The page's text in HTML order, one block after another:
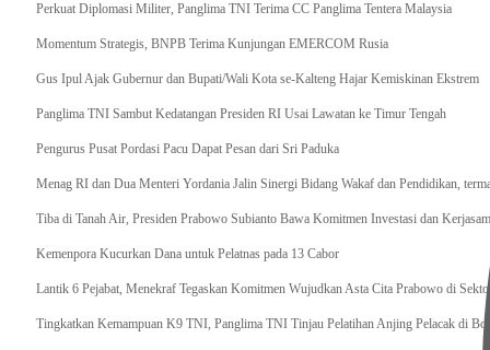
Perkuat Diplomasi Militer, Panglima TNI Terima CC Panglima Tentera Malaysia
Momentum Strategis, BNPB Terima Kunjungan EMERCOM Rusia
Gus Ipul Ajak Gubernur dan Bupati/Wali Kota se-Kalteng Hajar Kemiskinan Ekstrem
Panglima TNI Sambut Kedatangan Presiden RI Usai Lawatan ke Timur Tengah
Pengurus Pusat Pordasi Pacu Dapat Pesan dari Sri Paduka
Menag RI dan Dua Menteri Yordania Jalin Sinergi Bidang Wakaf dan Pendidikan,
Tiba di Tanah Air, Presiden Prabowo Subianto Bawa Komitmen Investasi dan
Kemenpora Kucurkan Dana untuk Pelatnas pada 13 Cabor
Lantik 6 Pejabat, Menekraf Tegaskan Komitmen Wujudkan Asta Cita Prabowo di Sektor
Tingkatkan Kemampuan K9 TNI, Panglima TNI Tinjau Pelatihan Anjing Pelacak di